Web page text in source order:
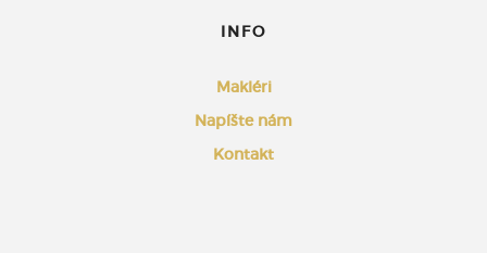
INFO
Makléri
Napíšte nám
Kontakt